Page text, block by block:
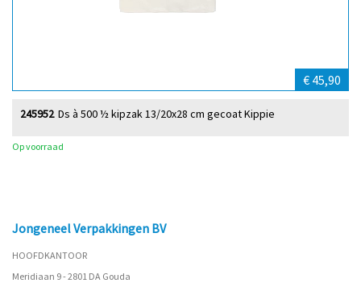
€ 45,90
Ds à 500 ½ kipzak 13/20x28 cm gecoat Kippie
245952
Op voorraad
Jongeneel Verpakkingen BV
HOOFDKANTOOR
Meridiaan 9 - 2801 DA Gouda